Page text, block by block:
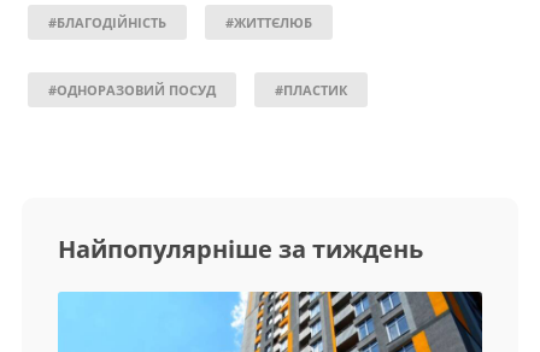
#БЛАГОДІЙНІСТЬ #ЖИТТЄЛЮБ
#ОДНОРАЗОВИЙ ПОСУД #ПЛАСТИК
Найпопулярніше за тиждень